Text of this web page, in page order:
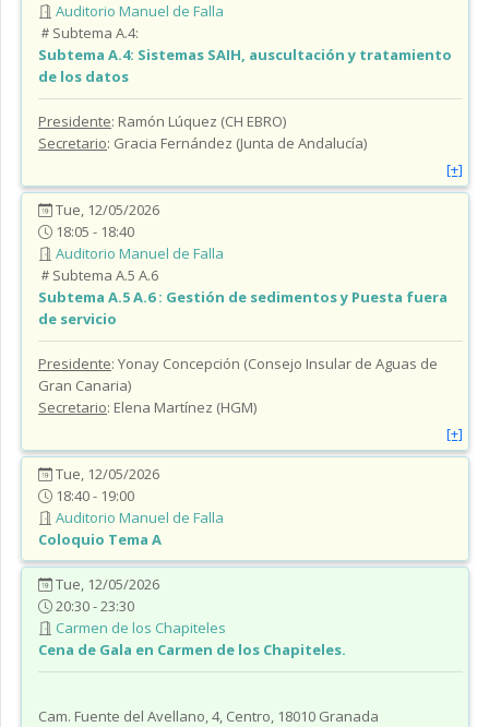
Auditorio Manuel de Falla
Subtema A.4:
Subtema A.4: Sistemas SAIH, auscultación y tratamiento
de los datos
Presidente: Ramón Lúquez (CH EBRO)
Secretario: Gracia Fernández (Junta de Andalucía)
[+]
Tue, 12/05/2026
18:05 - 18:40
Auditorio Manuel de Falla
Subtema A.5 A.6
Subtema A.5 A.6: Gestión de sedimentos y Puesta fuera
de servicio
Presidente: Yonay Concepción (Consejo Insular de Aguas de
Gran Canaria)
Secretario: Elena Martínez (HGM)
[+]
Tue, 12/05/2026
18:40 - 19:00
Auditorio Manuel de Falla
Coloquio Tema A
Tue, 12/05/2026
20:30 - 23:30
Carmen de los Chapiteles
Cena de Gala en Carmen de los Chapiteles.
Cam. Fuente del Avellano, 4, Centro, 18010 Granada